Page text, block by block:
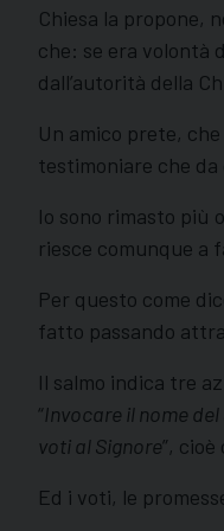
Chiesa la propone,
che: se era volontà
dall’autorità della
Un amico prete,
testimoniare che da
Io sono rimasto più
riesce comunque a
Per questo come
fatto passando
Il salmo indica tre
“Invocare il nome del
voti al Signore”,
Ed i voti, le